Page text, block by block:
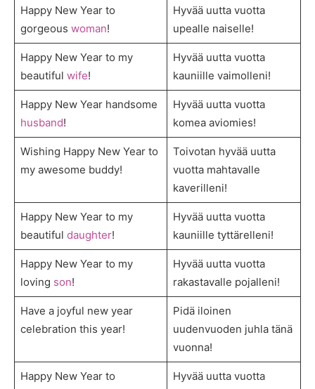
Happy New Year to
gorgeous woman!
Hyvää uutta vuotta
upealle naiselle!
Happy New Year to my
beautiful wife!
Hyvää uutta vuotta
kauniille vaimolleni!
Happy New Year handsome
husband!
Hyvää uutta vuotta
komea aviomies!
Wishing Happy New Year to
my awesome buddy!
Toivotan hyvää uutta
vuotta mahtavalle
kaverilleni!
Happy New Year to my
beautiful daughter!
Hyvää uutta vuotta
kauniille tyttärelleni!
Happy New Year to my
loving son!
Hyvää uutta vuotta
rakastavalle pojalleni!
Have a joyful new year
celebration this year!
Pidä iloinen
uudenvuoden juhla tänä
vuonna!
Happy New Year to
Hyvää uutta vuotta